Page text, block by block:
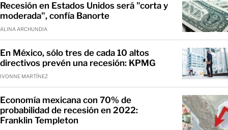
Recesión en Estados Unidos será "corta y
moderada", confía Banorte
ALINA ARCHUNDIA
En México, sólo tres de cada 10 altos
directivos prevén una recesión: KPMG
IVONNE MARTÍNEZ
Economía mexicana con 70% de
probabilidad de recesión en 2022:
Franklin Templeton